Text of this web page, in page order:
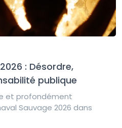
: Désordre,
publique
Sauvage 2026 dans